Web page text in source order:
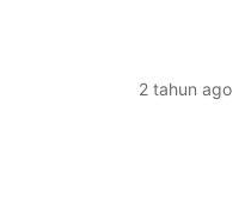
2 tahun ago